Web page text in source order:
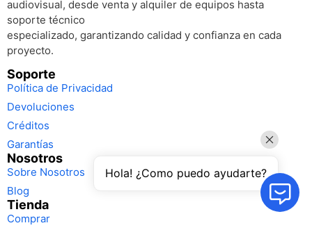
audiovisual, desde venta y alquiler de equipos hasta
soporte técnico
especializado, garantizando calidad y confianza en cada
proyecto.
Soporte
Política de Privacidad
Devoluciones
Créditos
Garantías
Nosotros
Sobre Nosotros
Blog
Tienda
Comprar
Hola! ¿Como puedo ayudarte?